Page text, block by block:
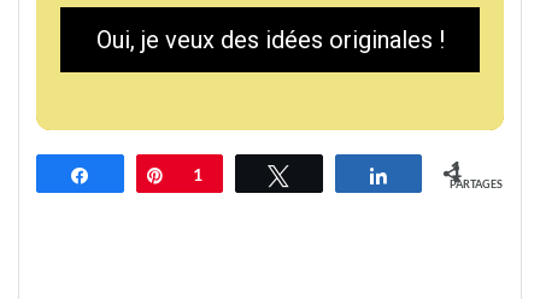
Oui, je veux des idées originales !
Partagez Épingle
1 Partagez
1
PARTAGES